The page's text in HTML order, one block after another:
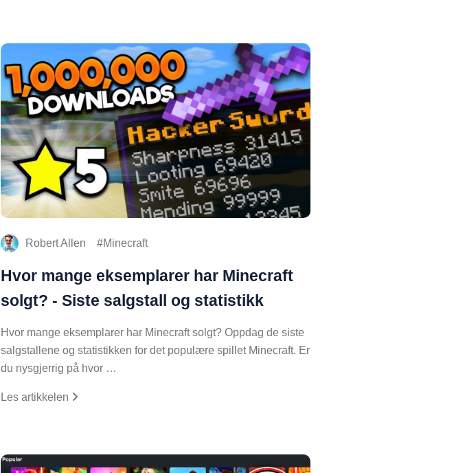
Robert Allen Minecraft
Hvor mange eksemplarer har Minecraft
solgt? - Siste salgstall og statistikk
Hvor mange eksemplarer har Minecraft solgt? Oppdag de siste
salgstallene og statistikken for det populære spillet Minecraft. Er
du nysgjerrig på hvor …
Les artikkelen